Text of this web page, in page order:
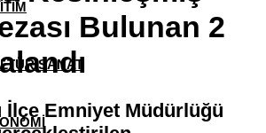
SANAT
Bulunan 2
Emniyet Müdürlüğü